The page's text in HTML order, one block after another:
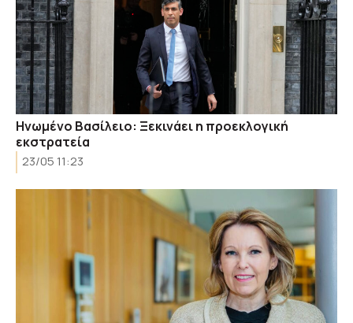
Hνωμένο Βασίλειο: Ξεκινάει η προεκλογική
εκστρατεία
23/05 11:23